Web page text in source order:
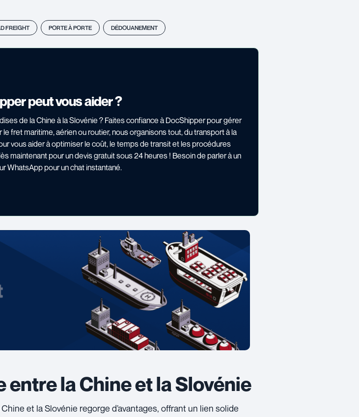
FREIGHT PORTE À PORTE DÉDOUANEMENT
peut vous aider ?
de la Chine à la Slovénie ? Faites confiance à DocShipper pour gérer
fret maritime, aérien ou routier, nous organisons tout, du transport à la
vous aider à optimiser le coût, le temps de transit et les procédures
maintenant pour un devis gratuit sous 24 heures ! Besoin de parler à un
WhatsApp pour un chat instantané.
entre la Chine et la Slovénie
et la Slovénie regorge d’avantages, offrant un lien solide